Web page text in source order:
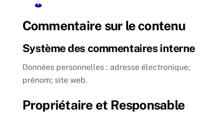
Commentaire sur le contenu
Système des commentaires interne
Données personnelles : adresse électronique;
prénom; site web.
Propriétaire et Responsable